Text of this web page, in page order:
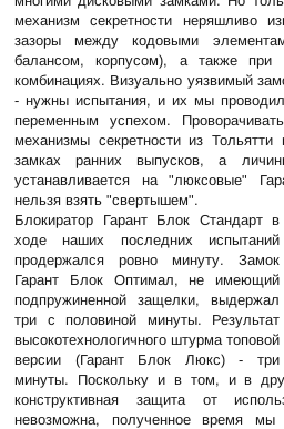
механизм секретности неряшливо
зазоры между кодовыми
балансом, корпусом), а также при
комбинациях. Визуально уязвимый
- нужны испытания, и их мы
переменным успехом.
механизмы секретности из
замках ранних выпусков, а
устанавливается на "люксовые"
нельзя взять "свертышем".
Блокиратор Гарант Блок Стандарт в
ходе наших последних испытаний
продержался ровно минуту. Замок
Гарант Блок Оптимал, не имеющий
подпружиненной защелки, выдержал
три с половиной минуты. Результат
высокотехнологичного штурма топовой
версии (Гарант Блок Люкс) - три
минуты. Поскольку и в том, и в
конструктивная защита от
невозможна, полученное время мы